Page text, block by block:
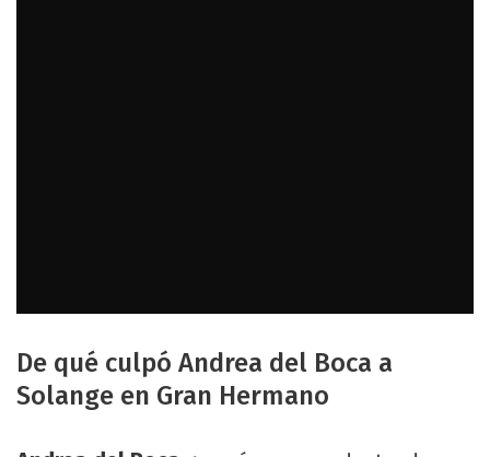
De qué culpó Andrea del Boca a
Solange en Gran Hermano